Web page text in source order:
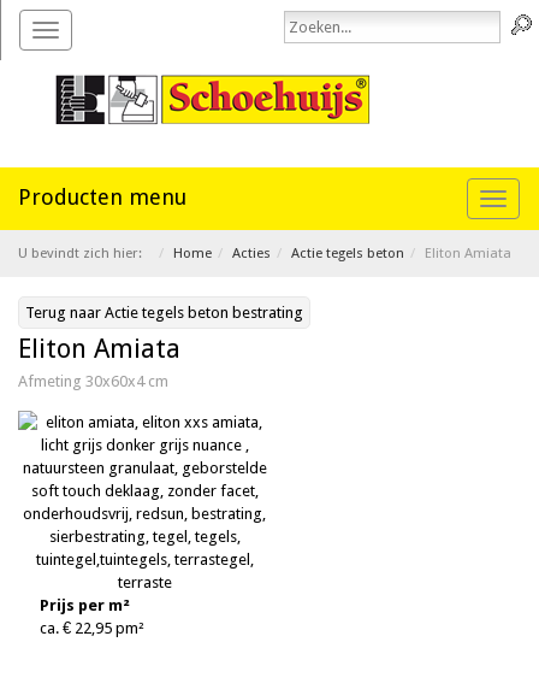
Toggle
navigation
U bevindt zich hier: Home Acties Actie tegels beton Eliton Amiata
Terug naar Actie tegels beton bestrating
Eliton Amiata
Afmeting 30x60x4 cm
Prijs per m²
ca. € 22,95 pm²